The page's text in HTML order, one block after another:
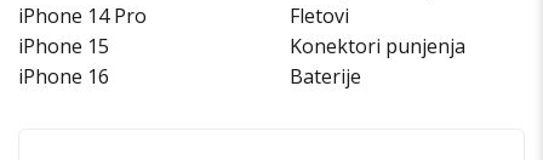
iPhone 14 Pro
iPhone 15
iPhone 16
Fletovi
Konektori punjenja
Baterije